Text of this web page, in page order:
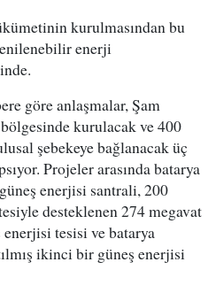
kurulmasından bu
enerji
göre anlaşmalar, Şam
kurulacak ve 400
şebekeye bağlanacak üç
Projeler arasında batarya
enerjisi santrali, 200
desteklenen 274 megavat
tesisi ve batarya
ikinci bir güneş enerjisi